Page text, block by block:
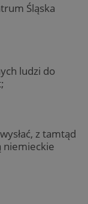
Śląska
ludzi do
z tamtąd
niemieckie